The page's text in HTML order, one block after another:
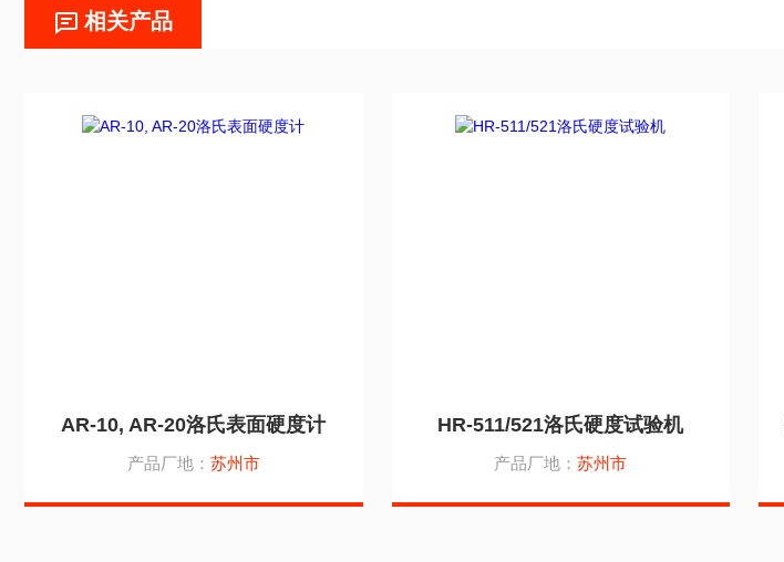
相关产品
AR-10, AR-20洛氏表面硬度计
产品厂地： 苏州市
HR-511/521洛氏硬度试验机
产品厂地：苏州市